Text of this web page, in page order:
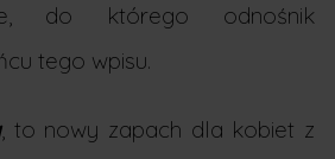
do którego odnośnik
tego wpisu.
, to nowy zapach dla kobiet z